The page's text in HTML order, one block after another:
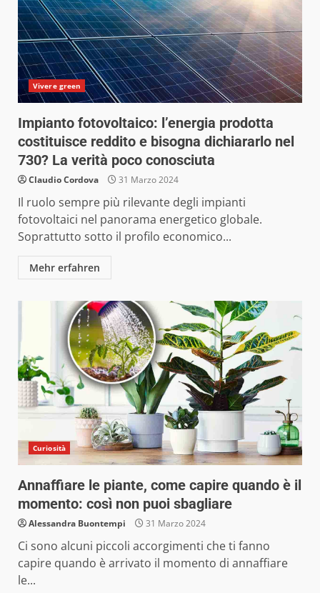
Vivere green
Impianto fotovoltaico: l’energia prodotta
costituisce reddito e bisogna dichiararlo nel
730? La verità poco conosciuta
Claudio Cordova 31 Marzo 2024
Il ruolo sempre più rilevante degli impianti
fotovoltaici nel panorama energetico globale.
Soprattutto sotto il profilo economico...
Mehr erfahren
Curiosità
Annaffiare le piante, come capire quando è il
momento: così non puoi sbagliare
Alessandra Buontempi 31 Marzo 2024
Ci sono alcuni piccoli accorgimenti che ti fanno
capire quando è arrivato il momento di annaffiare
le...